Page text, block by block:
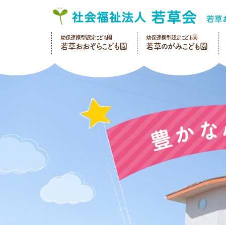
幼保連携型認定こども園
若草おおぞらこども園
幼保連携型認定こども園
若草のがみこども園